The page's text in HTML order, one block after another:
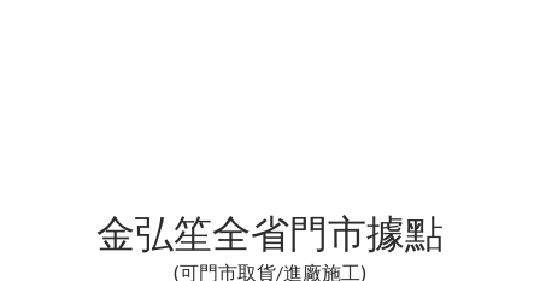
金弘笙全省門市據點
(可門市取貨/進廠施工)